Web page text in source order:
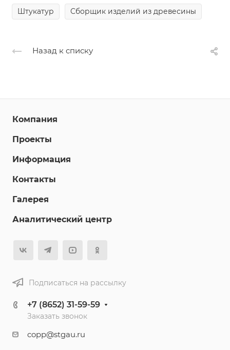
Штукатур Сборщик изделий из древесины
Назад к списку
Компания
Проекты
Информация
Контакты
Галерея
Аналитический центр
Подписаться на рассылку
+7 (8652) 31-59-59
Заказать звонок
copp@stgau.ru